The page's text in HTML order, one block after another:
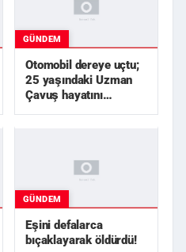
GÜNDEM
Otomobil dereye uçtu;
25 yaşındaki Uzman
Çavuş hayatını
GÜNDEM
Eşini defalarca
bıçaklayarak öldürdü!